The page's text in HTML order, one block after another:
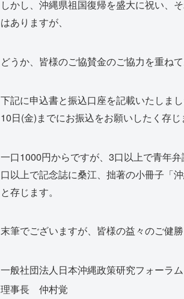
しかし、沖縄県祖国復帰を盛大に祝い、
はありますが、
どうか、皆様のご協賛金のご協力を重ね
下記に申込書と振込口座を記載いたしま
10日(金)までにお振込をお願いしたく存じ
一口1000円からですが、3口以上で青年
口以上で記念誌に桑江、拙著の小冊子「
と存じます。
末筆でございますが、皆様の益々のご健
一般社団法人日本沖縄政策研究フォーラム
理事長 仲村覚